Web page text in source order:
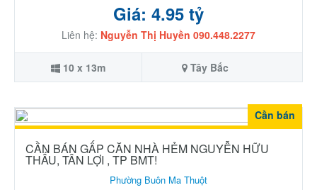
Giá: 4.95 tỷ
Liên hệ: Nguyễn Thị Huyền 090.448.2277
10 x 13m Tây Bắc
Cần bán
CẦN BÁN GẤP CĂN NHÀ HẺM NGUYỄN HỮU
THẤU, TÂN LỢI , TP BMT!
Phường Buôn Ma Thuột